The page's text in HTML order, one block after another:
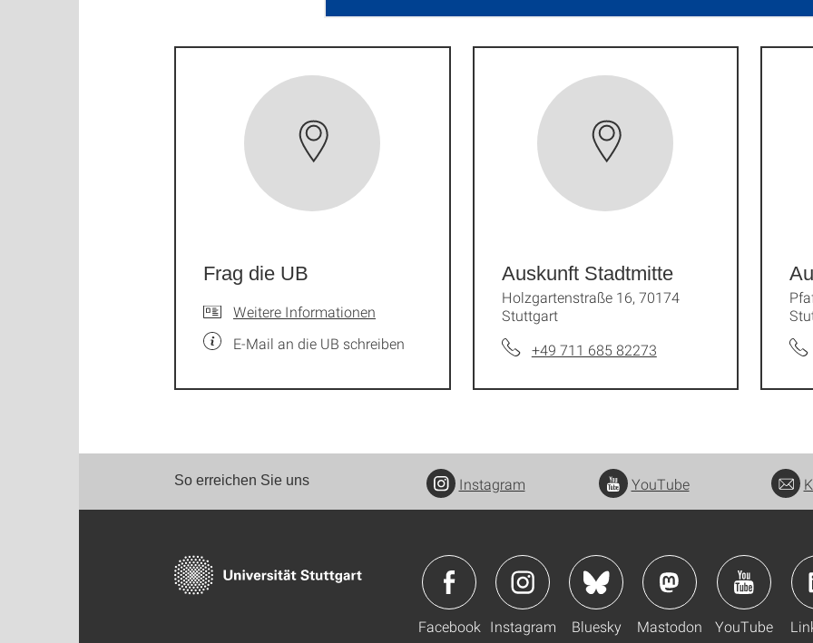
Frag die UB
Weitere Informationen
E-Mail an die UB schreiben
Auskunft Stadtmitte
Holzgartenstraße 16, 70174
Stuttgart
+49 711 685 82273
So erreichen Sie uns Instagram YouTube
Facebook Instagram Bluesky Mastodon YouTube